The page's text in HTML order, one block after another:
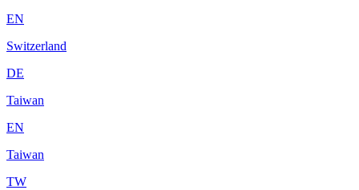
EN
Switzerland
DE
Taiwan
EN
Taiwan
TW